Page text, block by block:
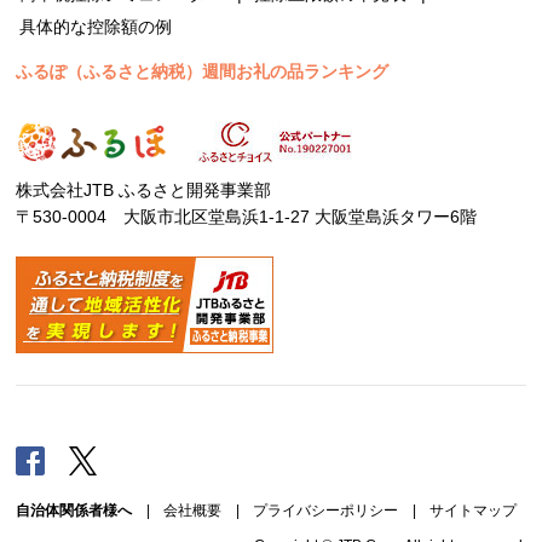
具体的な控除額の例
ふるぽ（ふるさと納税）週間お礼の品ランキング
株式会社JTB ふるさと開発事業部
〒530-0004 大阪市北区堂島浜1-1-27 大阪堂島浜タワー6階
Facebook
自治体関係者様へ| 会社概要 | プライバシーポリシー | サイトマップ